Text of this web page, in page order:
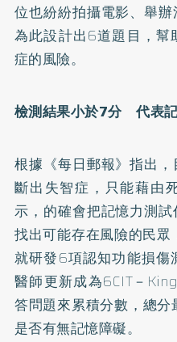
位也紛紛拍攝電影、舉
為此設計出6道題目，幫
症的風險。
檢測結果小於7分 代表
根據《每日郵報》指出
斷出失智症，只能藉由
示，的確會把記憶力測
找出可能存在風險的民眾
就研發6項認知功能損傷
醫師更新成為6CIT－
答問題來累積分數，總
是否有無記憶障礙。